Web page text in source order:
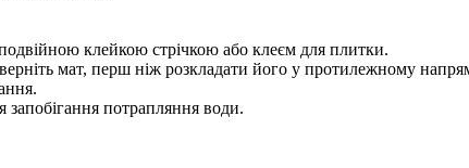
клейкою стрічкою або клеєм для плитки.
мат, перш ніж розкладати його у протилежному
запобігання потрапляння води.